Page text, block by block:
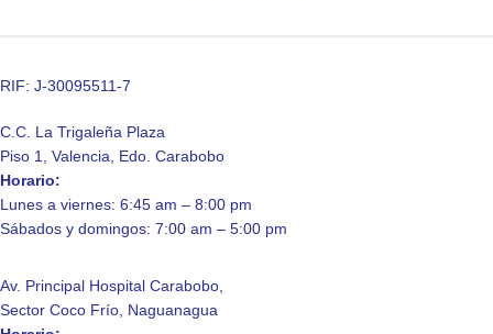
RIF: J-30095511-7
C.C. La Trigaleña Plaza
Piso 1, Valencia, Edo. Carabobo
Horario:
Lunes a viernes: 6:45 am – 8:00 pm
Sábados y domingos: 7:00 am – 5:00 pm
Av. Principal Hospital Carabobo,
Sector Coco Frío, Naguanagua